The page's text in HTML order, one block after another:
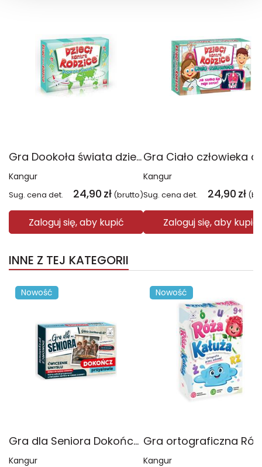
Gra Dookoła świata dzieci kontra rodzice
Kangur
Sug. cena det. 24,90 zł (brutto)
Zaloguj się, aby kupić
Kangur
Sug. cena det. 24,90 zł
Zaloguj się, aby kupić
INNE Z TEJ KATEGORII
Nowość
Gra dla Seniora Dokończ przysłowie
Kangur
Nowość
Kangur